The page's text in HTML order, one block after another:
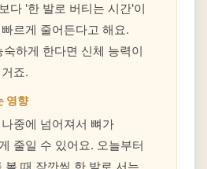
다 '한 발로 버티는 시간'이
르게 줄어든다고 해요.
하게 한다면 신체 능력이
죠.
영향
중에 넘어져서 뼈가
줄일 수 있어요. 오늘부터